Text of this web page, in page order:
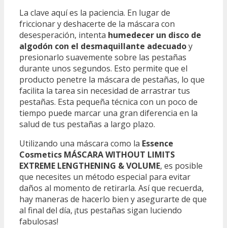
La clave aquí es la paciencia. En lugar de
friccionar y deshacerte de la máscara con
desesperación, intenta humedecer un disco de
algodón con el desmaquillante adecuadoy
presionarlo suavemente sobre las pestañas
durante unos segundos. Esto permite que el
producto penetre la máscara de pestañas, lo que
facilita la tarea sin necesidad de arrastrar tus
pestañas. Esta pequeña técnica con un poco de
tiempo puede marcar una gran diferencia en la
salud de tus pestañas a largo plazo.
Utilizando una máscara como la Essence
Cosmetics MÁSCARA WITHOUT LIMITS
EXTREME LENGTHENING & VOLUME, es posible
que necesites un método especial para evitar
daños al momento de retirarla. Así que recuerda,
hay maneras de hacerlo bien y asegurarte de que
al final del día, ¡tus pestañas sigan luciendo
fabulosas!